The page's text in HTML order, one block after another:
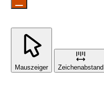
Mauszeiger Zeichenabstand